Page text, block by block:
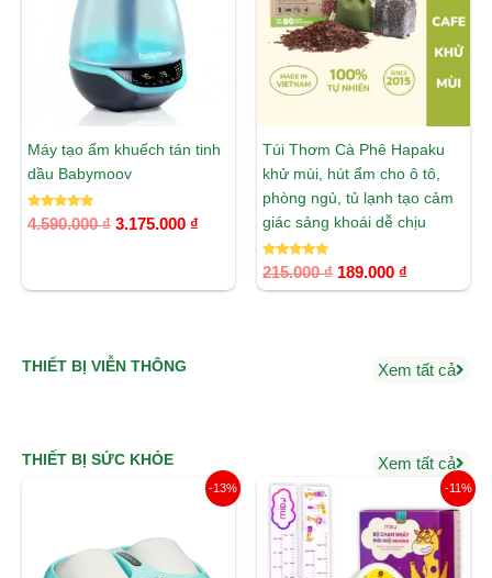
Máy tạo ẩm khuếch tán tinh
dầu Babymoov
Được xếp
hạng
4.590.000₫ 3.175.000 ₫
Túi Thơm Cà Phê Hapaku
khử mùi, hút ẩm cho ô tô,
phòng ngủ, tủ lạnh tạo cảm
giác sảng khoái dễ chịu
Được xếp
hạng
5.00
215.000₫ 189.000 ₫
THIẾT BỊ VIỄN THÔNG Xem tất cả
THIẾT BỊ SỨC KHỎE Xem tất cả
-13%
4.335.000 ₫.
Giá
hiện
3.780.000 ₫.
-11%
gốc
135.000 ₫.
hiện
tại
là:
120.000 ₫.